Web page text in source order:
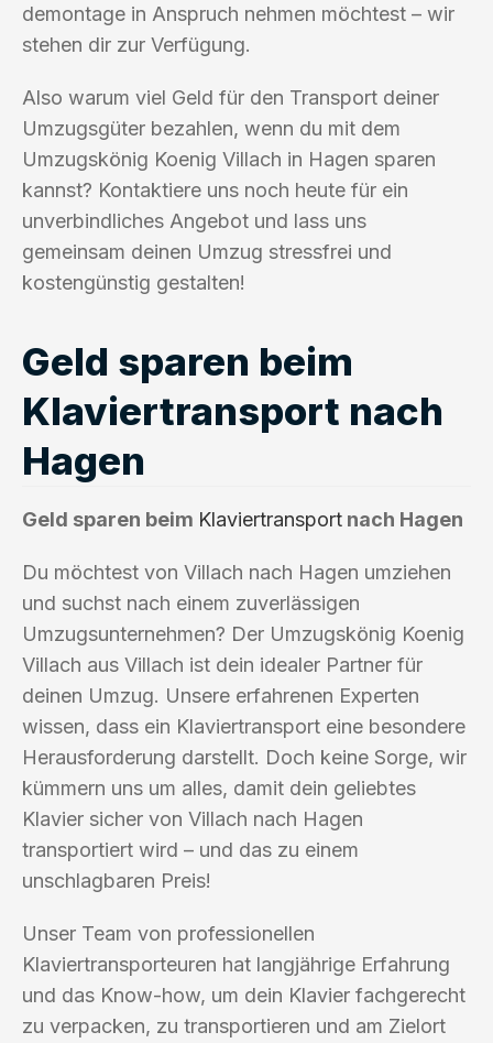
demontage in Anspruch nehmen möchtest – wir
stehen dir zur Verfügung.
Also warum viel Geld für den Transport deiner
Umzugsgüter bezahlen, wenn du mit dem
Umzugskönig Koenig Villach in Hagen sparen
kannst? Kontaktiere uns noch heute für ein
unverbindliches Angebot und lass uns
gemeinsam deinen Umzug stressfrei und
kostengünstig gestalten!
Geld sparen beim
Klaviertransport nach
Hagen
Geld sparen beim Klaviertransport nach Hagen
Du möchtest von Villach nach Hagen umziehen
und suchst nach einem zuverlässigen
Umzugsunternehmen? Der Umzugskönig Koenig
Villach aus Villach ist dein idealer Partner für
deinen Umzug. Unsere erfahrenen Experten
wissen, dass ein Klaviertransport eine besondere
Herausforderung darstellt. Doch keine Sorge, wir
kümmern uns um alles, damit dein geliebtes
Klavier sicher von Villach nach Hagen
transportiert wird – und das zu einem
unschlagbaren Preis!
Unser Team von professionellen
Klaviertransporteuren hat langjährige Erfahrung
und das Know-how, um dein Klavier fachgerecht
zu verpacken, zu transportieren und am Zielort